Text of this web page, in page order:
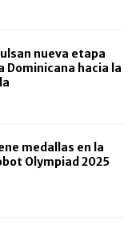
nueva etapa
Dominicana hacia la
medallas en la
Olympiad 2025